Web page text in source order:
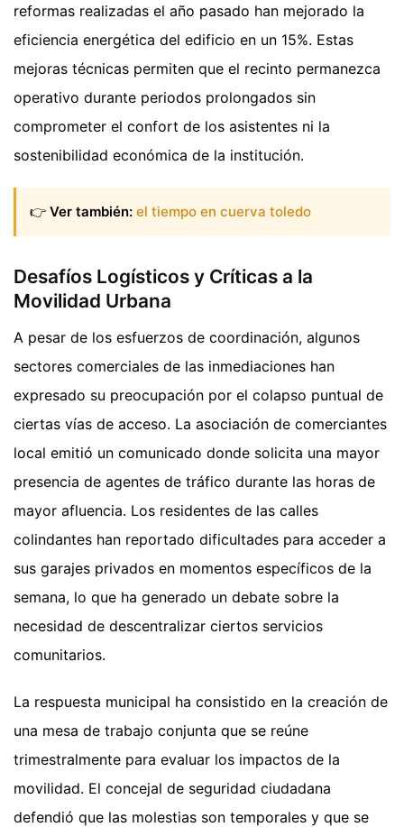
reformas realizadas el año pasado han mejorado la
eficiencia energética del edificio en un 15%. Estas
mejoras técnicas permiten que el recinto permanezca
operativo durante periodos prolongados sin
comprometer el confort de los asistentes ni la
sostenibilidad económica de la institución.
👉 Ver también: el tiempo en cuerva toledo
Desafíos Logísticos y Críticas a la
Movilidad Urbana
A pesar de los esfuerzos de coordinación, algunos
sectores comerciales de las inmediaciones han
expresado su preocupación por el colapso puntual de
ciertas vías de acceso. La asociación de comerciantes
local emitió un comunicado donde solicita una mayor
presencia de agentes de tráfico durante las horas de
mayor afluencia. Los residentes de las calles
colindantes han reportado dificultades para acceder a
sus garajes privados en momentos específicos de la
semana, lo que ha generado un debate sobre la
necesidad de descentralizar ciertos servicios
comunitarios.
La respuesta municipal ha consistido en la creación de
una mesa de trabajo conjunta que se reúne
trimestralmente para evaluar los impactos de la
movilidad. El concejal de seguridad ciudadana
defendió que las molestias son temporales y que se